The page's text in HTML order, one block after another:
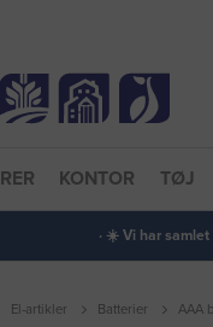
KONTOR TØJ
· ☀️ Vi har
El-artikler Batterier AAA